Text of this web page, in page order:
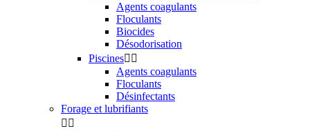
Agents coagulants
Floculants
Biocides
Désodorisation
Piscines 
Agents coagulants
Floculants
Désinfectants
Forage et lubrifiants
 